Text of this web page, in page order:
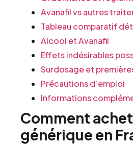
Avanafil vs autres
Tableau comparatif
Alcool et Avanafil
Effets indésirables
Surdosage et
Précautions d’emploi
Informations
Comment
générique en